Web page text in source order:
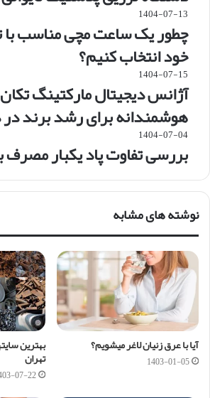
1404-07-13
چطور یک ساعت مچی مناسب
خود انتخاب کنیم؟
1404-07-15
آژانس دیجیتال مارکتینگ
هوشمندانه برای رشد برند در
1404-07-04
بررسی تفاوت پاد یکبار مصرف
نوشته های مشابه
آیا با عرق زنیان لاغر میشویم؟
1403-01-05
بهترین
تهران
07-22